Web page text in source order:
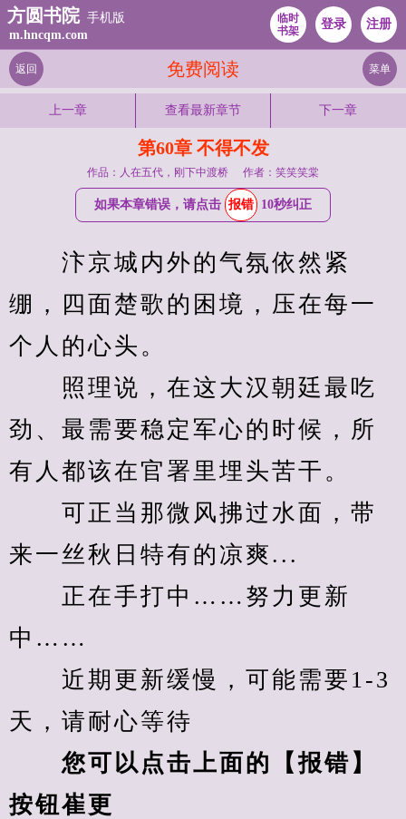
方圆书院 手机版
m.hncqm.com
临时
书架
登录 注册
免费阅读
返回 菜单
上一章 查看最新章节 下一章
第60章 不得不发
作品：人在五代，刚下中渡桥 作者：笑笑笑棠
如果本章错误，请点击 报错 10秒纠正
汴京城内外的气氛依然紧
绷，四面楚歌的困境，压在每一
个人的心头。
照理说，在这大汉朝廷最吃
劲、最需要稳定军心的时候，所
有人都该在官署里埋头苦干。
可正当那微风拂过水面，带
来一丝秋日特有的凉爽...
正在手打中……努力更新
中……
近期更新缓慢，可能需要1-3
天，请耐心等待
您可以点击上面的【报错】
按钮崔更